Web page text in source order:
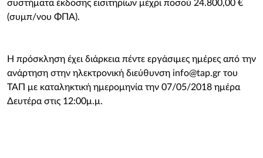
συστήματα έκδοσης εισιτηρίων μέχρι ποσού 24.800,00 €
(συμπ/νου ΦΠΑ).
Η πρόσκληση έχει διάρκεια πέντε εργάσιμες ημέρες από την
ανάρτηση στην ηλεκτρονική διεύθυνση info@tap.gr του
ΤΑΠ με καταληκτική ημερομηνία την 07/05/2018 ημέρα
Δευτέρα στις 12:00μ.μ.